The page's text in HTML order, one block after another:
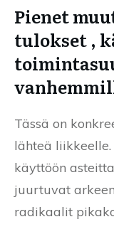
Pienet
tulokset ,
Tässä on
lähteä
käyttöön
juurtuvat
radikaalit